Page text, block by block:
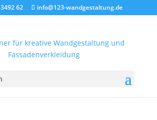
62 info@123-wandgestaltung.de